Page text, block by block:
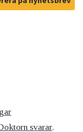
svarar.